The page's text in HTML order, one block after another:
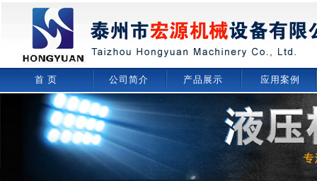
首 页 公司简介 产品展示 应用案例